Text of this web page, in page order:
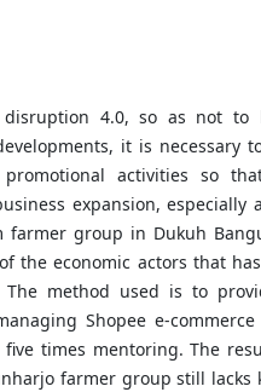
4.0, so as not to
it is necessary
promotional activities so
expansion, especially
farmer group in Dukuh
the economic actors that
The method used is to
Shopee e-
times mentoring. The
farmer group still lacks